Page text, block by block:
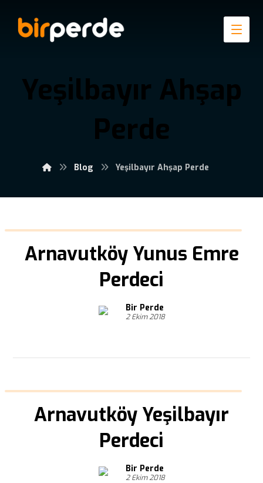
Yeşilbayır Ahşap
Perde
Blog Yeşilbayır Ahşap Perde
Arnavutköy Yunus Emre
Perdeci
Bir Perde
2 Ekim 2018
Arnavutköy Yeşilbayır
Perdeci
Bir Perde
2 Ekim 2018